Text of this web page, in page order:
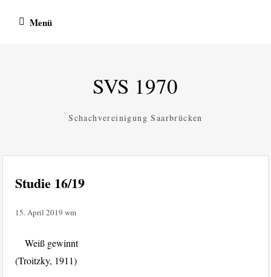
Inhalt Menü
SVS 1970
Schachvereinigung Saarbrücken
Studie 16/19
15. April 2019 wm
Weiß gewinnt
(Troitzky, 1911)